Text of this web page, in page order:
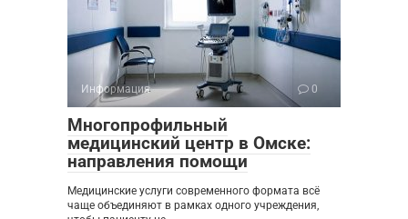
Информация 0
Многопрофильный
медицинский центр в Омске:
направления помощи
Медицинские услуги современного формата всё
чаще объединяют в рамках одного учреждения,